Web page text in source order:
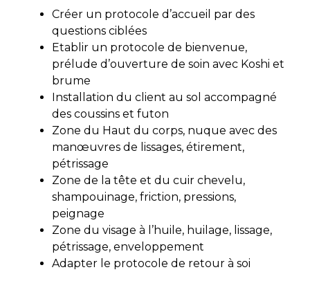
Créer un protocole d’accueil par des
questions ciblées
Etablir un protocole de bienvenue,
prélude d’ouverture de soin avec Koshi et
brume
Installation du client au sol accompagné
des coussins et futon
Zone du Haut du corps, nuque avec des
manœuvres de lissages, étirement,
pétrissage
Zone de la tête et du cuir chevelu,
shampouinage, friction, pressions,
peignage
Zone du visage à l’huile, huilage, lissage,
pétrissage, enveloppement
Adapter le protocole de retour à soi